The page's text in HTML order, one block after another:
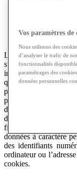
QU’EST-CE
PERSONNEL ?
Les « données à
susceptible de vous
indirectement (par
qu’un identifiant
personnel incluent
postales/de
d’utilisateur, photos
d’achat, des
financières et des
données à caractère
des identifiants
ordinateur ou
cookies.
Vos paramètres de
Nous utilisons des
d’analyser le trafic de
fonctionnalités
paramétrages des
données personnelles